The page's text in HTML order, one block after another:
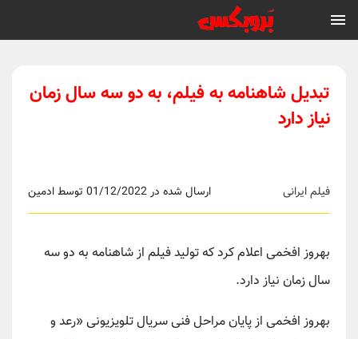
تبدیل شاهنامه به فیلم، به دو سه سال زمان
نیاز دارد
ارسال شده در 01/12/2022 توسط ادمین فیلم ایرانی
بهروز افخمی اعلام کرد که تولید فیلم از شاهنامه به دو سه
سال زمان نیاز دارد.
بهروز افخمی از پایان مراحل فنی سریال تلویزیونی «رعد و